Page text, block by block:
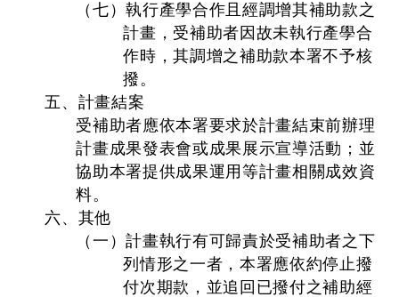
（七）執行產學合作且經調增其補助款之
計畫，受補助者因故未執行產學合
作時，其調增之補助款本署不予核
撥。
五、計畫結案
受補助者應依本署要求於計畫結束前辦理
計畫成果發表會或成果展示宣導活動；並
協助本署提供成果運用等計畫相關成效資
料。
六、其他
（一）計畫執行有可歸責於受補助者之下
列情形之一者，本署應依約停止撥
付次期款，並追回已撥付之補助經